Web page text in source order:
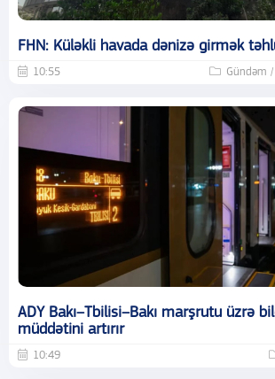
FHN: Küləkli havada dənizə girmək
10:55 Gündəm
ADY Bakı–Tbilisi–Bakı marşrutu üzrə
müddətini artırır
10:49